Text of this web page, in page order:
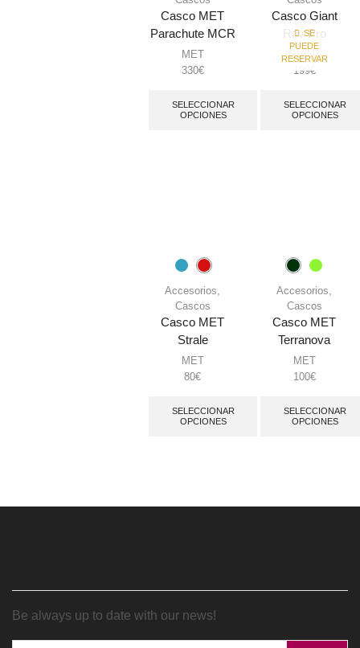
Casco MET
Parachute MCR
MET
330€
SELECCIONAR
OPCIONES
Casco Giant
Rev Pro
GIANT
199€
SE
PUEDE
RESERVAR
SELECCIONAR
OPCIONES
Accesorios
Cascos
Casco MET
Strale
MET
80€
SELECCIONAR
OPCIONES
Accesorios
Cascos
Casco MET
Terranova
MET
100€
SELECCIONAR
OPCIONES
Be always up to date with our news!